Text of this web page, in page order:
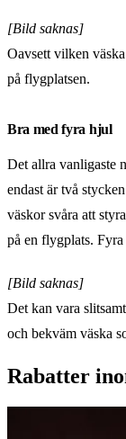
[Bild saknas]
Oavsett vilken
på flygplatsen.
Bra med fyra hjul
Det allra vanligaste
endast är två
väskor svåra att
på en flygplats.
[Bild saknas]
Det kan vara
och bekväm väska
Rabatter